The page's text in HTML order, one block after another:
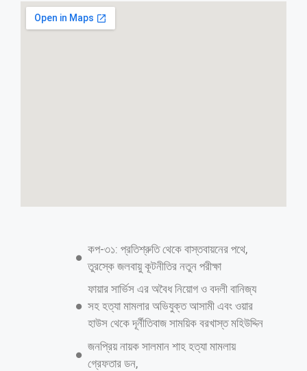
কপ-৩১: প্রতিশ্রুতি থেকে বাস্তবায়নের পথে,
তুরস্কে জলবায়ু কূটনীতির নতুন পরীক্ষা
ফায়ার সার্ভিস এর অবৈধ নিয়োগ ও বদলী বানিজ্য
সহ হত্যা মামলার অভিযুক্ত আসামী এবং ওয়ার
হাউস থেকে দূর্নীতিবাজ সাময়িক বরখাস্ত মহিউদ্দিন
জনপ্রিয় নায়ক সালমান শাহ হত্যা মামলায়
গ্রেফতার ডন,